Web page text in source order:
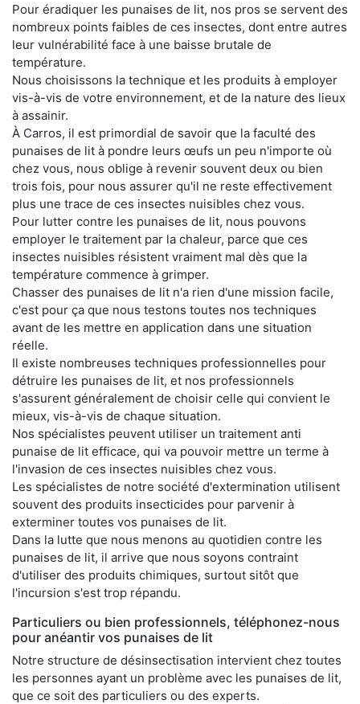
Pour éradiquer les punaises de lit, nos pros se servent des
nombreux points faibles de ces insectes, dont entre autres
leur vulnérabilité face à une baisse brutale de
température.
Nous choisissons la technique et les produits à employer
vis-à-vis de votre environnement, et de la nature des lieux
à assainir.
À Carros, il est primordial de savoir que la faculté des
punaises de lit à pondre leurs œufs un peu n'importe où
chez vous, nous oblige à revenir souvent deux ou bien
trois fois, pour nous assurer qu'il ne reste effectivement
plus une trace de ces insectes nuisibles chez vous.
Pour lutter contre les punaises de lit, nous pouvons
employer le traitement par la chaleur, parce que ces
insectes nuisibles résistent vraiment mal dès que la
température commence à grimper.
Chasser des punaises de lit n'a rien d'une mission facile,
c'est pour ça que nous testons toutes nos techniques
avant de les mettre en application dans une situation
réelle.
Il existe nombreuses techniques professionnelles pour
détruire les punaises de lit, et nos professionnels
s'assurent généralement de choisir celle qui convient le
mieux, vis-à-vis de chaque situation.
Nos spécialistes peuvent utiliser un traitement anti
punaise de lit efficace, qui va pouvoir mettre un terme à
l'invasion de ces insectes nuisibles chez vous.
Les spécialistes de notre société d'extermination utilisent
souvent des produits insecticides pour parvenir à
exterminer toutes vos punaises de lit.
Dans la lutte que nous menons au quotidien contre les
punaises de lit, il arrive que nous soyons contraint
d'utiliser des produits chimiques, surtout sitôt que
l'incursion s'est trop répandu.
Particuliers ou bien professionnels, téléphonez-nous
pour anéantir vos punaises de lit
Notre structure de désinsectisation intervient chez toutes
les personnes ayant un problème avec les punaises de lit,
que ce soit des particuliers ou des experts.